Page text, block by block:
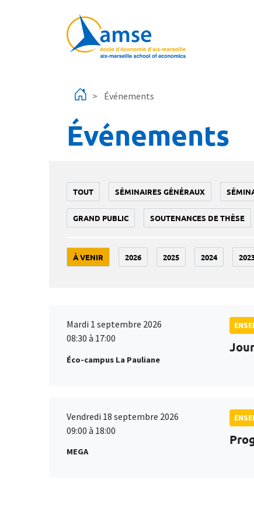
Événements
Événements
TOUT SÉMINAIRES GÉNÉRAUX
GRAND PUBLIC SOUTENANCES DE THÈSE
À VENIR 2026 2025 2024
Mardi 1 septembre 2026
08:30 à 17:00
Éco-campus La Pauliane
Vendredi 18 septembre 2026
09:00 à 18:00
MEGA